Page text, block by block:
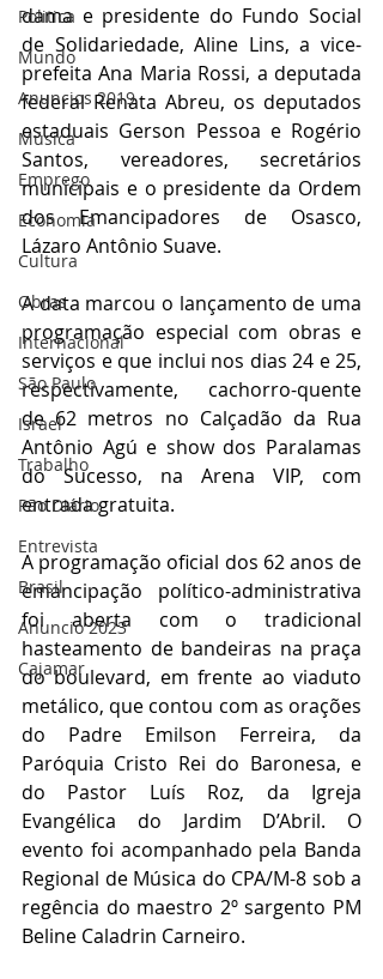
Politica
Mundo
Anuncios 2019
Música
Emprego
Economia
Cultura
Obras
Internacional
São Paulo
Israel
Trabalho
Pão Diário
Entrevista
Brasil
Anuncio 2023
Cajamar
dama e presidente do Fundo Social
de Solidariedade, Aline Lins, a vice-
prefeita Ana Maria Rossi, a deputada
federal Renata Abreu, os deputados
estaduais Gerson Pessoa e Rogério
Santos, vereadores, secretários
municipais e o presidente da Ordem
dos Emancipadores de Osasco,
Lázaro Antônio Suave.
A data marcou o lançamento de uma
programação especial com obras e
serviços e que inclui nos dias 24 e 25,
respectivamente, cachorro-quente
de 62 metros no Calçadão da Rua
Antônio Agú e show dos Paralamas
do Sucesso, na Arena VIP, com
entrada gratuita.
A programação oficial dos 62 anos de
emancipação político-administrativa
foi aberta com o tradicional
hasteamento de bandeiras na praça
do boulevard, em frente ao viaduto
metálico, que contou com as orações
do Padre Emilson Ferreira, da
Paróquia Cristo Rei do Baronesa, e
do Pastor Luís Roz, da Igreja
Evangélica do Jardim D’Abril. O
evento foi acompanhado pela Banda
Regional de Música do CPA/M-8 sob a
regência do maestro 2º sargento PM
Beline Caladrin Carneiro.